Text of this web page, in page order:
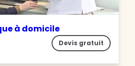
à domicile
Devis gratuit